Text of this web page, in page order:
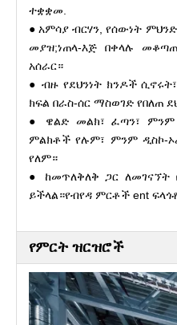
ተቋቋመ.
● አምሳያ ብርሃን, የሰውነት
መያዝ;ነጠላ-እጅ በቀላሉ
አሰራር።
● ብዙ የደህንነት ክንዶች
ክፍል በራስ-ሰር ማስወገድ የበለጠ
● ዌልድ መልክ፣ ፈጣን፣ ምንም
ምልክቶች የሉም፣ ምንም ዲስኮ-
የለም።
● ከመጥለቅለቅ ጋር ለመገናኘት
ይችላል።የብየዳ ምርቶች ent
የምርት ዝርዝሮች